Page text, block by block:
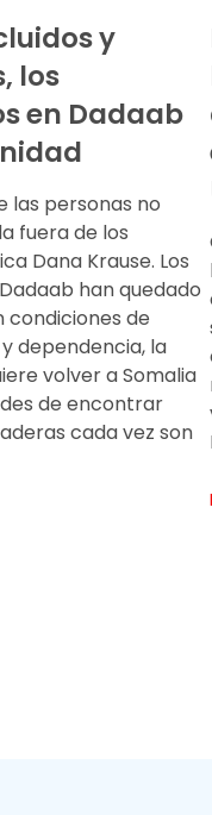
y
los
en Dadaab
las personas no
fuera de los
Dana Krause. Los
han quedado
de
dependencia, la
volver a Somalia
de encontrar
cada vez son